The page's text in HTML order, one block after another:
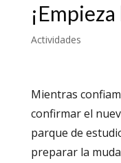
Actividades
Mientras
confirmar el
parque de
preparar la